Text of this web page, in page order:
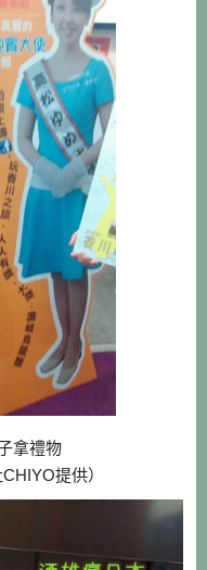
拿禮物
提供）